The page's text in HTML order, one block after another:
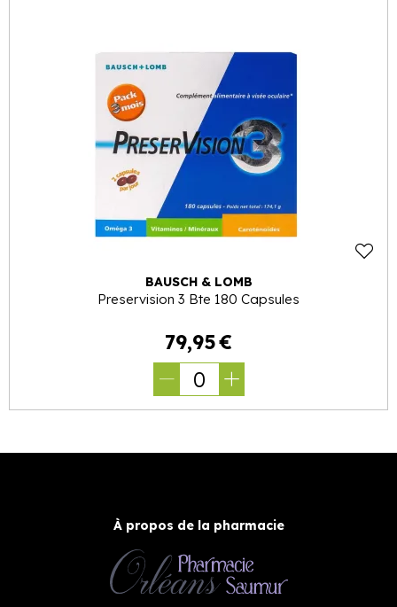
BAUSCH & LOMB
Preservision 3 Bte 180 Capsules
79,95€
0
À propos de la pharmacie